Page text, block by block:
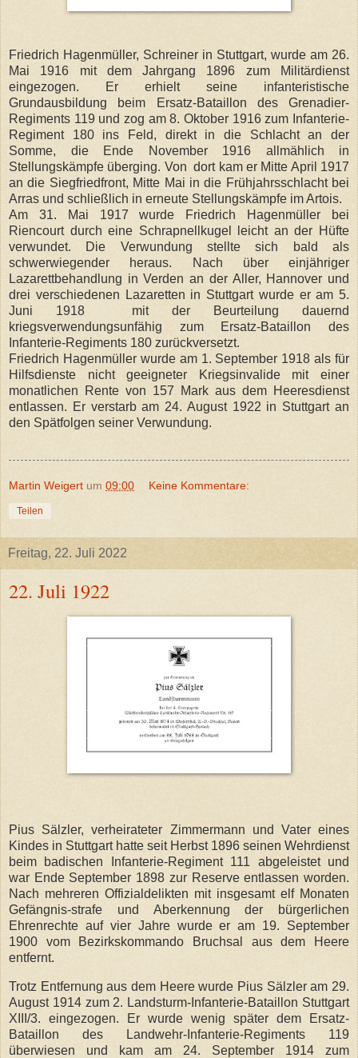
Friedrich Hagenmüller, Schreiner in Stuttgart, wurde am 26.
Mai 1916 mit dem Jahrgang 1896 zum Militärdienst
eingezogen. Er erhielt seine infanteristische
Grundausbildung beim Ersatz-Bataillon des Grenadier-
Regiments 119 und zog am 8. Oktober 1916 zum Infanterie-
Regiment 180 ins Feld, direkt in die Schlacht an der
Somme, die Ende November 1916 allmählich in
Stellungskämpfe überging. Von dort kam er Mitte April 1917
an die Siegfriedfront, Mitte Mai in die Frühjahrsschlacht bei
Arras und schließlich in erneute Stellungskämpfe im Artois.
Am 31. Mai 1917 wurde Friedrich Hagenmüller bei
Riencourt durch eine Schrapnellkugel leicht an der Hüfte
verwundet. Die Verwundung stellte sich bald als
schwerwiegender heraus. Nach über einjähriger
Lazarettbehandlung in Verden an der Aller, Hannover und
drei verschiedenen Lazaretten in Stuttgart wurde er am 5.
Juni 1918 mit der Beurteilung dauernd
kriegsverwendungsunfähig zum Ersatz-Bataillon des
Infanterie-Regiments 180 zurückversetzt.
Friedrich Hagenmüller wurde am 1. September 1918 als für
Hilfsdienste nicht geeigneter Kriegsinvalide mit einer
monatlichen Rente von 157 Mark aus dem Heeresdienst
entlassen. Er verstarb am 24. August 1922 in Stuttgart an
den Spätfolgen seiner Verwundung.
Martin Weigert um 09:00 Keine Kommentare:
Teilen
Freitag, 22. Juli 2022
22. Juli 1922
Pius Sälzler, verheirateter Zimmermann und Vater eines
Kindes in Stuttgart hatte seit Herbst 1896 seinen Wehrdienst
beim badischen Infanterie-Regiment 111 abgeleistet und
war Ende September 1898 zur Reserve entlassen worden.
Nach mehreren Offizialdelikten mit insgesamt elf Monaten
Gefängnis-strafe und Aberkennung der bürgerlichen
Ehrenrechte auf vier Jahre wurde er am 19. September
1900 vom Bezirkskommando Bruchsal aus dem Heere
entfernt.
Trotz Entfernung aus dem Heere wurde Pius Sälzler am 29.
August 1914 zum 2. Landsturm-Infanterie-Bataillon Stuttgart
XIII/3. eingezogen. Er wurde wenig später dem Ersatz-
Bataillon des Landwehr-Infanterie-Regiments 119
überwiesen und kam am 24. September 1914 zum